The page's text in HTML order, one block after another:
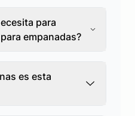
para
empanadas?
es esta